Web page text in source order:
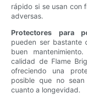
rápido si se usan con
adversas.
Protectores para
pueden ser bastante
buen
calidad de Flame
ofreciendo una
posible que no
cuanto a longevidad.